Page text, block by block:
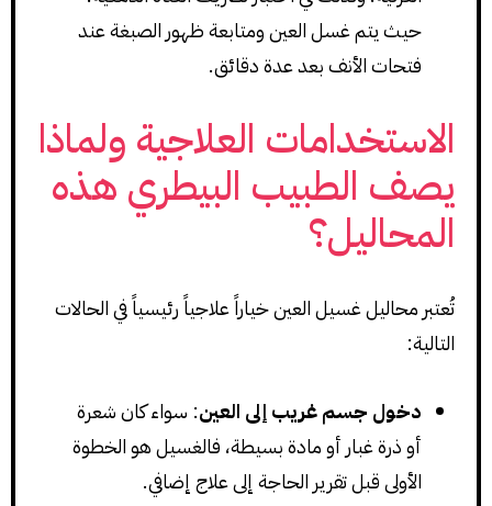
حيث يتم غسل العين ومتابعة ظهور الصبغة عند
فتحات الأنف بعد عدة دقائق.
الاستخدامات العلاجية ولماذا
يصف الطبيب البيطري هذه
المحاليل؟
تُعتبر محاليل غسيل العين خياراً علاجياً رئيسياً في الحالات
التالية:
دخول جسم غريب إلى العين: سواء كان شعرة
أو ذرة غبار أو مادة بسيطة، فالغسيل هو الخطوة
الأولى قبل تقرير الحاجة إلى علاج إضافي.